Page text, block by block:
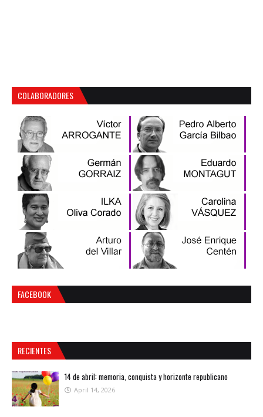
COLABORADORES
FACEBOOK
RECIENTES
14 de abril: memoria, conquista y horizonte republicano
April 14, 2026